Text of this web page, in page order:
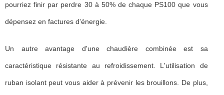
pourriez finir par perdre 30 à 50% de chaque PS100 que vous
dépensez en factures d'énergie.
Un autre avantage d'une chaudière combinée est sa
caractéristique résistante au refroidissement. L'utilisation de
ruban isolant peut vous aider à prévenir les brouillons. De plus,